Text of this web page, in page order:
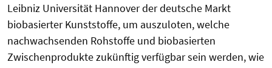
Leibniz Universität Hannover der deutsche Markt
biobasierter Kunststoffe, um auszuloten, welche
nachwachsenden Rohstoffe und biobasierten
Zwischenprodukte zukünftig verfügbar sein werden, wie